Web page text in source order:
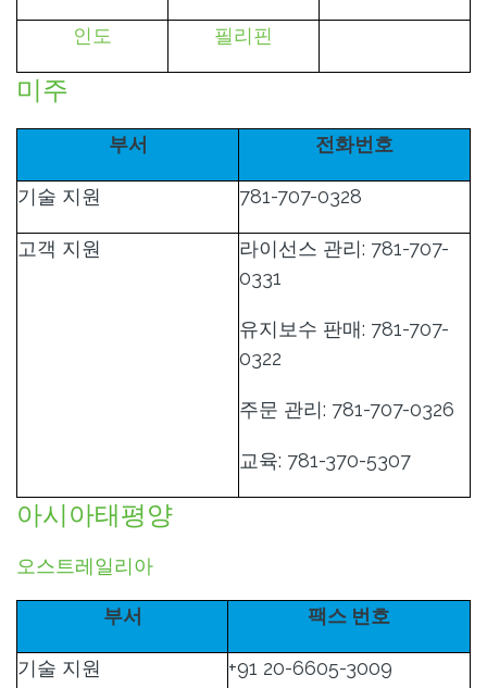
인도 필리핀
미주
부서 전화번호
기술 지원 781-707-0328
고객 지원
라이선스 관리: 781-707-
0331
유지보수 판매: 781-707-
0322
주문 관리: 781-707-0326
교육: 781-370-5307
아시아태평양
오스트레일리아
부서 팩스 번호
기술 지원 +91 20-6605-3009